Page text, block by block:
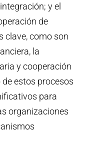
y el
de
clave, como son
la
y cooperación
estos procesos
para
organizaciones